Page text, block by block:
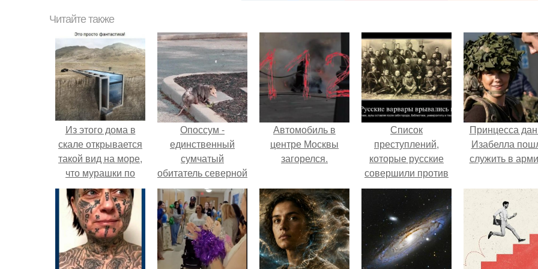
Читайте также
Из этого дома в
скале открывается
такой вид на море,
что мурашки по
спине бегут (Re.
Опоссум -
единственный
сумчатый
обитатель северной
америки.
Автомобиль в
центре Москвы
загорелся.
Список
преступлений,
которые русские
совершили против
цивилизованного
мира.
Принцесса
Изабелла
служить в